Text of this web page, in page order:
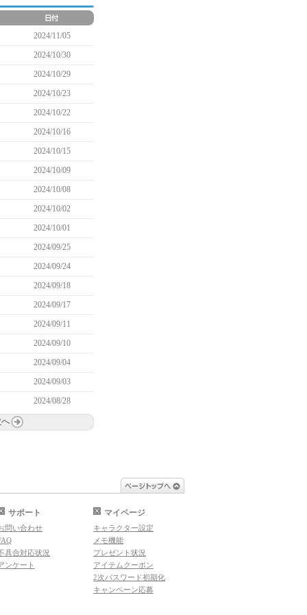
2024/11/05
2024/10/30
2024/10/29
2024/10/23
2024/10/22
2024/10/16
2024/10/15
2024/10/09
2024/10/08
2024/10/02
2024/10/01
2024/09/25
2024/09/24
2024/09/18
2024/09/17
2024/09/11
2024/09/10
2024/09/04
2024/09/03
2024/08/28
へ
サポート
問い合わせ
具合対応状況
ンケート
マイページ
キャラクター設定
メモ機能
プレゼント状況
アイテムクーポン
2次パスワード初期化
キャンペーン応募